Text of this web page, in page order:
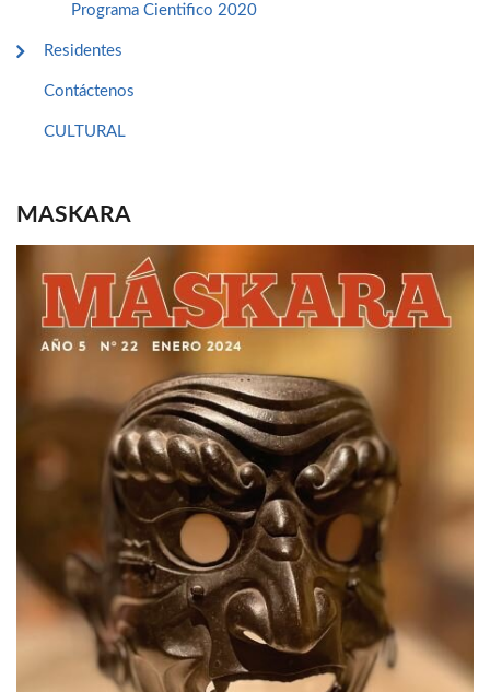
Programa Cientifico 2020
Residentes
Contáctenos
CULTURAL
MASKARA